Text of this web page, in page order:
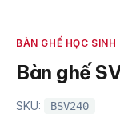
BÀN GHẾ HỌC SINH
Bàn ghế
SKU: BSV240